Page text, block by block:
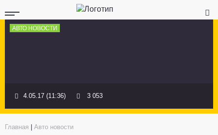
АВТО НОВОСТИ
4.05.17 (11:36) 3 053
Главная Авто новости